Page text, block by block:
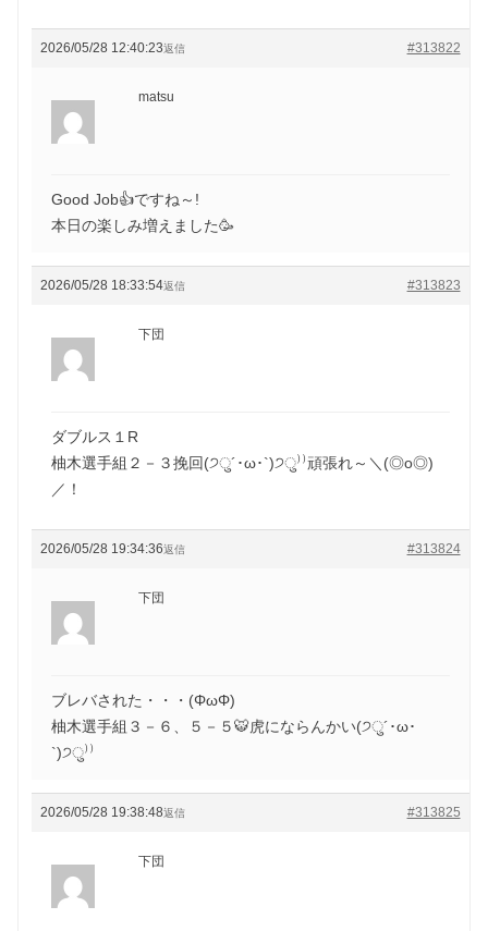
2026/05/28 12:40:23 #313822
返信
matsu
Good Job👍ですね～!
本日の楽しみ増えました🥳
2026/05/28 18:33:54 #313823
返信
下団
ダブルス１R
柚木選手組２－３挽回(੭ु´･ω･`)੭ु⁾⁾頑張れ～＼(◎o◎)
／！
2026/05/28 19:34:36 #313824
返信
下団
ブレバされた・・・(ΦωΦ)
柚木選手組３－６、５－５🐯虎にならんかい(੭ु´･ω･
`)੭ु⁾⁾
2026/05/28 19:38:48 #313825
返信
下団